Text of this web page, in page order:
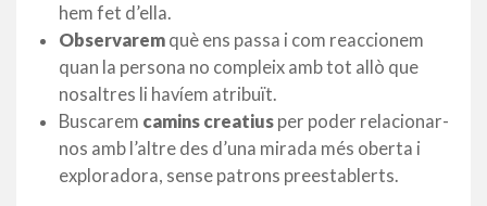
hem fet d’ella.
Observarem què ens passa i com reaccionem
quan la persona no compleix amb tot allò que
nosaltres li havíem atribuït.
Buscarem camins creatius per poder relacionar-
nos amb l’altre des d’una mirada més oberta i
exploradora, sense patrons preestablerts.